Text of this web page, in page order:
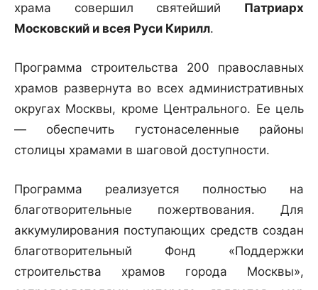
храма совершил святейший Патриарх
Московский и всея Руси Кирилл.
Программа строительства 200 православных
храмов развернута во всех административных
округах Москвы, кроме Центрального. Ее цель
— обеспечить густонаселенные районы
столицы храмами в шаговой доступности.
Программа реализуется полностью на
благотворительные пожертвования. Для
аккумулирования поступающих средств создан
благотворительный Фонд «Поддержки
строительства храмов города Москвы»,